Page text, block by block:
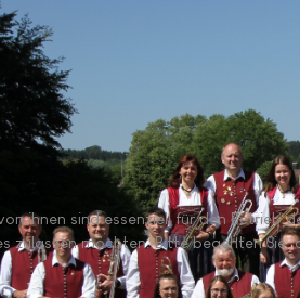
ihnen sind essenziell für den
zulassen möchten. Bitte beachten